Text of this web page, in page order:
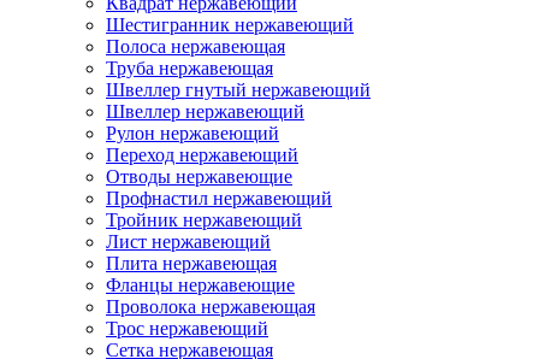
Шестигранник нержавеющий
Полоса нержавеющая
Труба нержавеющая
Швеллер гнутый нержавеющий
Швеллер нержавеющий
Рулон нержавеющий
Переход нержавеющий
Отводы нержавеющие
Профнастил нержавеющий
Тройник нержавеющий
Лист нержавеющий
Плита нержавеющая
Фланцы нержавеющие
Проволока нержавеющая
Трос нержавеющий
Сетка нержавеющая